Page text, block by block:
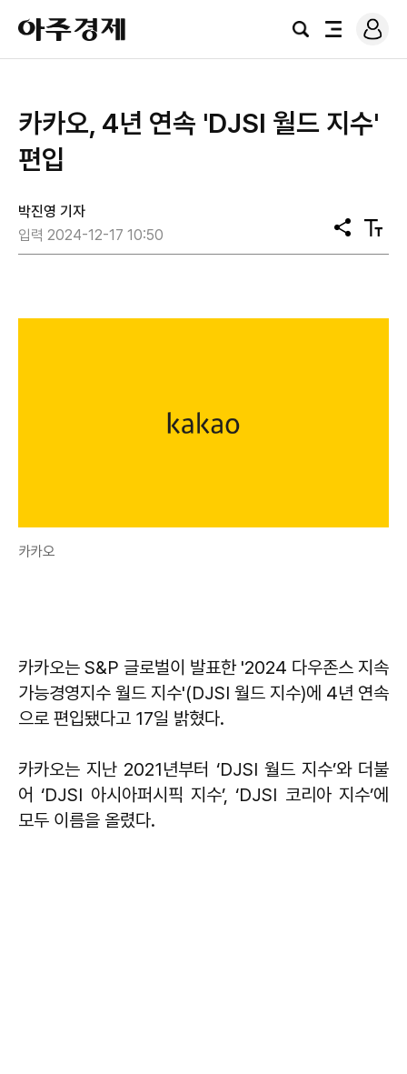
아
주
경
검
전
로
그
카카오, 4년 연속 'DJSI 월드 지수'
편입
박진영 기자
입력 2024-12-17 10:50
공
유
텍
스
카카오
카카오는 S&P 글로벌이 발표한 '2024 다우존스 지속
가능경영지수 월드 지수'(DJSI 월드 지수)에 4년 연속
으로 편입됐다고 17일 밝혔다.
카카오는 지난 2021년부터 ‘DJSI 월드 지수’와 더불
어 ‘DJSI 아시아퍼시픽 지수’, ‘DJSI 코리아 지수’에
모두 이름을 올렸다.